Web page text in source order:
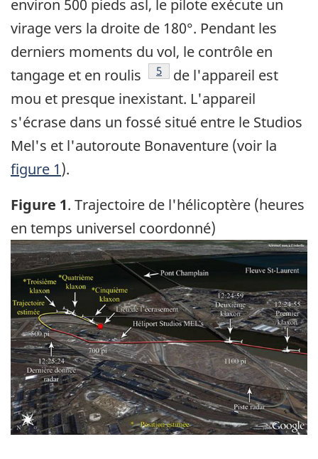
environ 500 pieds asl, le pilote exécute un
virage vers la droite de 180°. Pendant les
derniers moments du vol, le contrôle en
tangage et en roulis
Note de bas de page
5
de l'appareil est
mou et presque inexistant. L'appareil
s'écrase dans un fossé situé entre le Studios
Mel's et l'autoroute Bonaventure (voir la
figure 1).
Figure 1. Trajectoire de l'hélicoptère (heures
en temps universel coordonné)
Image